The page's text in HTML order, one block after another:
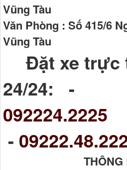
Vũng Tàu
Văn Phòng : Số 415/6
Vũng Tàu
Đặt xe trực
24/24: -
092224.2225
-
THÔNG